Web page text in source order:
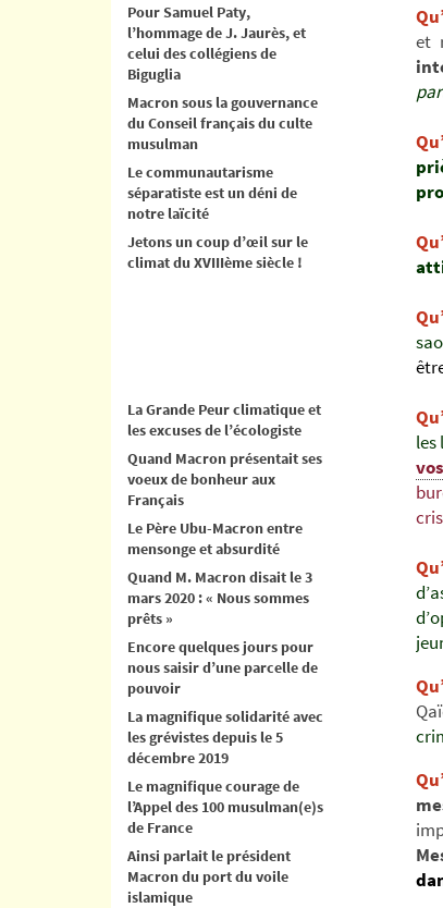
et
les
Pour Samuel Paty,
l’hommage de J. Jaurès, et
celui des collégiens de
Biguglia
Macron sous la gouvernance
du Conseil français du culte
musulman
Le communautarisme
séparatiste est un déni de
notre laïcité
Jetons un coup d’œil sur le
climat du XVIIIème siècle !
La Grande Peur climatique et
les excuses de l’écologiste
Quand Macron présentait ses
voeux de bonheur aux
Français
Le Père Ubu-Macron entre
mensonge et absurdité
Quand M. Macron disait le 3
mars 2020 : « Nous sommes
prêts »
Encore quelques jours pour
nous saisir d’une parcelle de
pouvoir
La magnifique solidarité avec
les grévistes depuis le 5
décembre 2019
Le magnifique courage de
l’Appel des 100 musulman(e)s
de France
Ainsi parlait le président
Macron du port du voile
islamique